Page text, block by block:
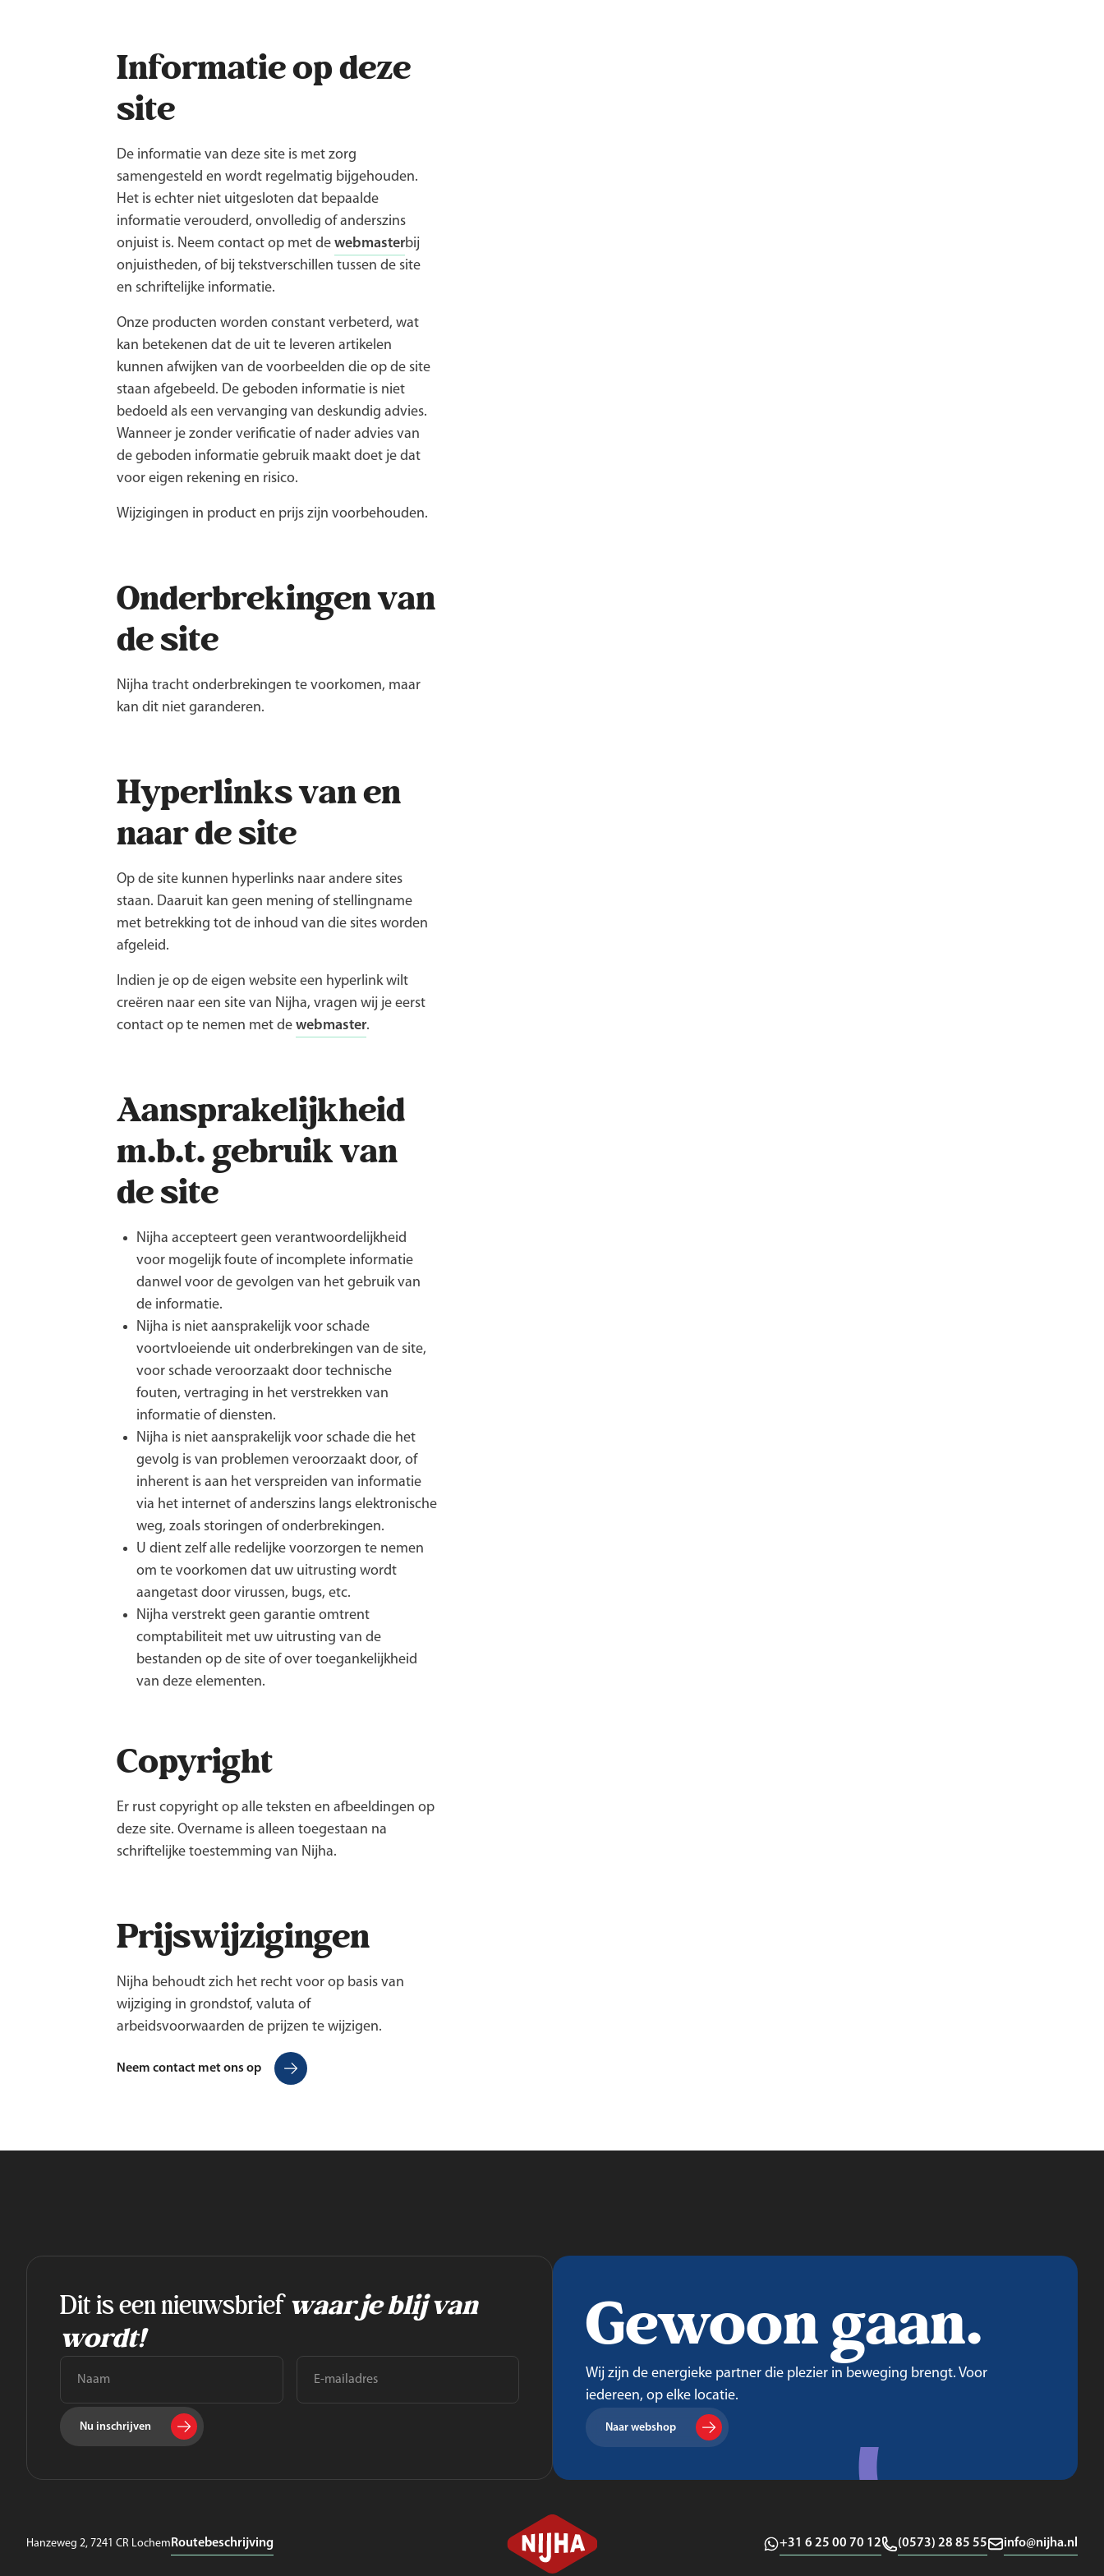
Informatie op deze
site
De informatie van deze site is met zorg
samengesteld en wordt regelmatig bijgehouden.
Het is echter niet uitgesloten dat bepaalde
informatie verouderd, onvolledig of anderszins
onjuist is. Neem contact op met de webmasterbij
onjuistheden, of bij tekstverschillen tussen de site
en schriftelijke informatie.
Onze producten worden constant verbeterd, wat
kan betekenen dat de uit te leveren artikelen
kunnen afwijken van de voorbeelden die op de site
staan afgebeeld. De geboden informatie is niet
bedoeld als een vervanging van deskundig advies.
Wanneer je zonder verificatie of nader advies van
de geboden informatie gebruik maakt doet je dat
voor eigen rekening en risico.
Wijzigingen in product en prijs zijn voorbehouden.
Onderbrekingen van
de site
Nijha tracht onderbrekingen te voorkomen, maar
kan dit niet garanderen.
Hyperlinks van en
naar de site
Op de site kunnen hyperlinks naar andere sites
staan. Daaruit kan geen mening of stellingname
met betrekking tot de inhoud van die sites worden
afgeleid.
Indien je op de eigen website een hyperlink wilt
creëren naar een site van Nijha, vragen wij je eerst
contact op te nemen met de webmaster.
Aansprakelijkheid
m.b.t. gebruik van
de site
Nijha accepteert geen verantwoordelijkheid
voor mogelijk foute of incomplete informatie
danwel voor de gevolgen van het gebruik van
de informatie.
Nijha is niet aansprakelijk voor schade
voortvloeiende uit onderbrekingen van de site,
voor schade veroorzaakt door technische
fouten, vertraging in het verstrekken van
informatie of diensten.
Nijha is niet aansprakelijk voor schade die het
gevolg is van problemen veroorzaakt door, of
inherent is aan het verspreiden van informatie
via het internet of anderszins langs elektronische
weg, zoals storingen of onderbrekingen.
U dient zelf alle redelijke voorzorgen te nemen
om te voorkomen dat uw uitrusting wordt
aangetast door virussen, bugs, etc.
Nijha verstrekt geen garantie omtrent
comptabiliteit met uw uitrusting van de
bestanden op de site of over toegankelijkheid
van deze elementen.
Copyright
Er rust copyright op alle teksten en afbeeldingen op
deze site. Overname is alleen toegestaan na
schriftelijke toestemming van Nijha.
Prijswijzigingen
Nijha behoudt zich het recht voor op basis van
wijziging in grondstof, valuta of
arbeidsvoorwaarden de prijzen te wijzigen.
Neem contact met ons op
Dit is een nieuwsbriefwaar je blij van
wordt!
Nu inschrijven
Gewoon gaan.
Wij zijn de energieke partner die plezier in beweging brengt. Voor
iedereen, op elke locatie.
Naar webshop
Hanzeweg 2, 7241 CR Lochem Routebeschrijving +31 6 25 00 70 12 (0573) 28 85 55 info@nijha.nl